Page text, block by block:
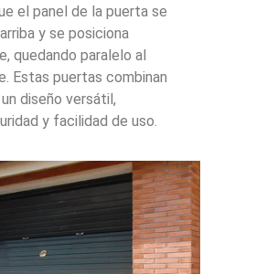
el panel de la puerta se
y se posiciona
quedando paralelo al
Estas puertas combinan
diseño versátil,
y facilidad de uso.